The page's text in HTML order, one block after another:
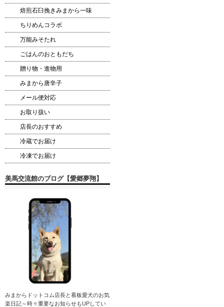
焙煎石臼挽きみまから一味
ちりめんコラボ
万能みそたれ
ごはんのおともだち
贈り物・進物用
みまから唐辛子
メール便対応
お取り扱い
店長のおすすめ
冷蔵でお届け
冷凍でお届け
美馬交流館のブログ【愛郷夢翔】
みまからドットコム店長と看板愛犬のお気
楽日記～時々重要なお知らせもUPしてい